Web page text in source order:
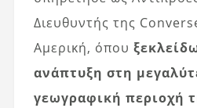
Διευθυντής της
Αμερική, όπου
ανάπτυξη στη
γεωγραφική περιοχή